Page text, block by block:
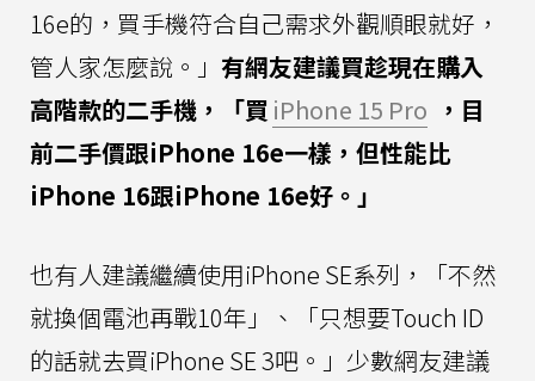
16e的，買手機符合自己需求外觀順眼就好，
管人家怎麼說。」 有網友建議買趁現在購入
高階款的二手機，
「買 iPhone 15 Pro ，目
前二手價跟iPhone 16e一樣，但性能比
iPhone 16跟iPhone 16e好。」
也有人建議繼續使用iPhone SE系列，「不然
就換個電池再戰10年」、「只想要Touch ID
的話就去買iPhone SE 3吧。」少數網友建議